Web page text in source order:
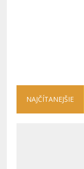
NAJČÍTANEJŠIE